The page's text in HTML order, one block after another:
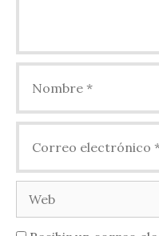
electrónico
Web